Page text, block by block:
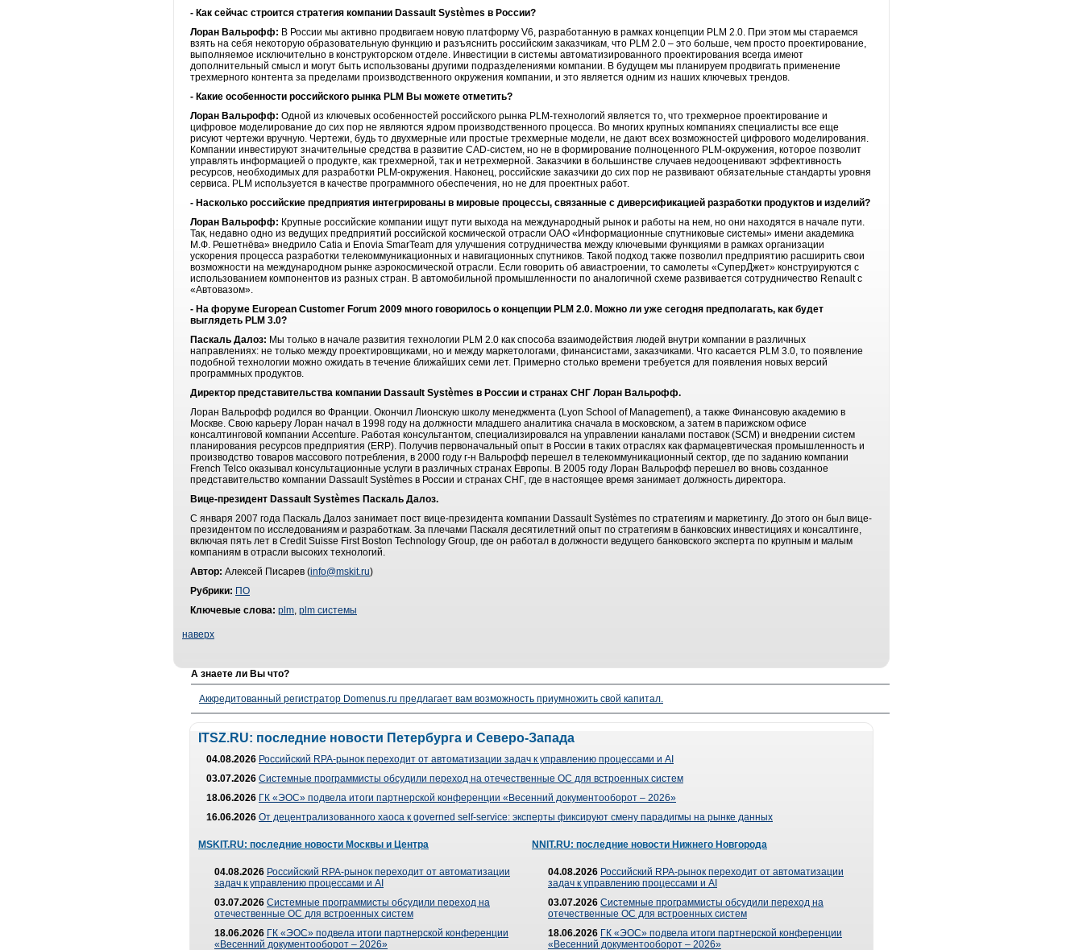
- Как сейчас строится стратегия компании Dassault Systèmes в России?
Лоран Вальрофф: В России мы активно продвигаем новую платформу V6, разработанную в рамках концепции PLM 2.0. При этом мы стараемся
взять на себя некоторую образовательную функцию и разъяснить российским заказчикам, что PLM 2.0 – это больше, чем просто проектирование,
выполняемое исключительно в конструкторском отделе. Инвестиции в системы автоматизированного проектирования всегда имеют
дополнительный смысл и могут быть использованы другими подразделениями компании. В будущем мы планируем продвигать применение
трехмерного контента за пределами производственного окружения компании, и это является одним из наших ключевых трендов.
- Какие особенности российского рынка PLM Вы можете отметить?
Лоран Вальрофф: Одной из ключевых особенностей российского рынка PLM-технологий является то, что трехмерное проектирование и
цифровое моделирование до сих пор не являются ядром производственного процесса. Во многих крупных компаниях специалисты все еще
рисуют чертежи вручную. Чертежи, будь то двухмерные или простые трехмерные модели, не дают всех возможностей цифрового моделирования.
Компании инвестируют значительные средства в развитие CAD-систем, но не в формирование полноценного PLM-окружения, которое позволит
управлять информацией о продукте, как трехмерной, так и нетрехмерной. Заказчики в большинстве случаев недооценивают эффективность
ресурсов, необходимых для разработки PLM-окружения. Наконец, российские заказчики до сих пор не развивают обязательные стандарты уровня
сервиса. PLM используется в качестве программного обеспечения, но не для проектных работ.
- Насколько российские предприятия интегрированы в мировые процессы, связанные с диверсификацией разработки продуктов и изделий?
Лоран Вальрофф: Крупные российские компании ищут пути выхода на международный рынок и работы на нем, но они находятся в начале пути.
Так, недавно одно из ведущих предприятий российской космической отрасли ОАО «Информационные спутниковые системы» имени академика
М.Ф. Решетнёва» внедрило Catia и Enovia SmarTeam для улучшения сотрудничества между ключевыми функциями в рамках организации
ускорения процесса разработки телекоммуникационных и навигационных спутников. Такой подход также позволил предприятию расширить свои
возможности на международном рынке аэрокосмической отрасли. Если говорить об авиастроении, то самолеты «СуперДжет» конструируются с
использованием компонентов из разных стран. В автомобильной промышленности по аналогичной схеме развивается сотрудничество Renault с
«Автовазом».
- На форуме European Customer Forum 2009 много говорилось о концепции PLM 2.0. Можно ли уже сегодня предполагать, как будет
выглядеть PLM 3.0?
Паскаль Далоз: Мы только в начале развития технологии PLM 2.0 как способа взаимодействия людей внутри компании в различных
направлениях: не только между проектировщиками, но и между маркетологами, финансистами, заказчиками. Что касается PLM 3.0, то появление
подобной технологии можно ожидать в течение ближайших семи лет. Примерно столько времени требуется для появления новых версий
программных продуктов.
Директор представительства компании Dassault Systèmes в России и странах СНГ Лоран Вальрофф.
Лоран Вальрофф родился во Франции. Окончил Лионскую школу менеджмента (Lyon School of Management), а также Финансовую академию в
Москве. Свою карьеру Лоран начал в 1998 году на должности младшего аналитика сначала в московском, а затем в парижском офисе
консалтинговой компании Accenture. Работая консультантом, специализировался на управлении каналами поставок (SCM) и внедрении систем
планирования ресурсов предприятия (ERP). Получив первоначальный опыт в России в таких отраслях как фармацевтическая промышленность и
производство товаров массового потребления, в 2000 году г-н Вальрофф перешел в телекоммуникационный сектор, где по заданию компании
French Telco оказывал консультационные услуги в различных странах Европы. В 2005 году Лоран Вальрофф перешел во вновь созданное
представительство компании Dassault Systèmes в России и странах СНГ, где в настоящее время занимает должность директора.
Вице-президент Dassault Systèmes Паскаль Далоз.
С января 2007 года Паскаль Далоз занимает пост вице-президента компании Dassault Systèmes по стратегиям и маркетингу. До этого он был вице-
президентом по исследованиям и разработкам. За плечами Паскаля десятилетний опыт по стратегиям в банковских инвестициях и консалтинге,
включая пять лет в Credit Suisse First Boston Technology Group, где он работал в должности ведущего банковского эксперта по крупным и малым
компаниям в отрасли высоких технологий.
Автор: Алексей Писарев (info@mskit.ru)
Рубрики: ПО
Ключевые слова: plm, plm системы
наверх
А знаете ли Вы что?
Аккредитованный регистратор Domenus.ru предлагает вам возможность приумножить свой капитал.
ITSZ.RU: последние новости Петербурга и Северо-Запада
04.08.2026 Российский RPA-рынок переходит от автоматизации задач к управлению процессами и AI
03.07.2026 Системные программисты обсудили переход на отечественные ОС для встроенных систем
18.06.2026 ГК «ЭОС» подвела итоги партнерской конференции «Весенний документооборот – 2026»
16.06.2026 От децентрализованного хаоса к governed self-service: эксперты фиксируют смену парадигмы на рынке данных
MSKIT.RU: последние новости Москвы и Центра
04.08.2026 Российский RPA-рынок переходит от автоматизации
задач к управлению процессами и AI
03.07.2026 Системные программисты обсудили переход на
отечественные ОС для встроенных систем
18.06.2026 ГК «ЭОС» подвела итоги партнерской конференции
«Весенний документооборот – 2026»
NNIT.RU: последние новости Нижнего Новгорода
04.08.2026 Российский RPA-рынок переходит от автоматизации
задач к управлению процессами и AI
03.07.2026 Системные программисты обсудили переход на
отечественные ОС для встроенных систем
18.06.2026 ГК «ЭОС» подвела итоги партнерской конференции
«Весенний документооборот – 2026»